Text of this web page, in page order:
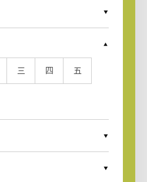
三 四 五